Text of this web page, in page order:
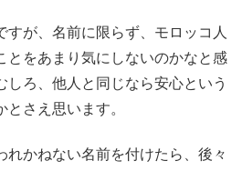
すが、名前に限らず、モロッコ人
とをあまり気にしないのかなと感
しろ、他人と同じなら安心という
さえ思います。
れかねない名前を付けたら、後々